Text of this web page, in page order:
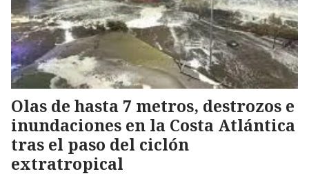
Olas de hasta 7 metros, destrozos e
inundaciones en la Costa Atlántica
tras el paso del ciclón
extratropical